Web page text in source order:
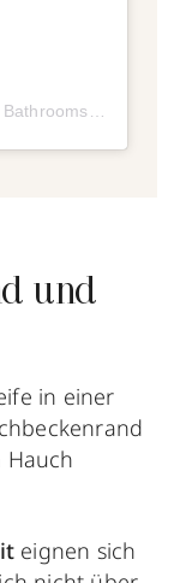
und
in einer
eignen sich